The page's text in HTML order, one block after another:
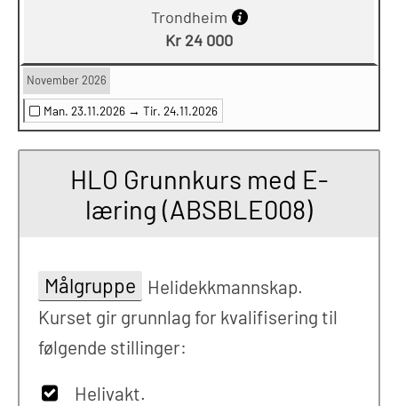
Trondheim
Kr 24 000
November 2026
Man. 23.11.2026 → Tir. 24.11.2026
HLO Grunnkurs med E-
læring (ABSBLE008)
Målgruppe
Helidekkmannskap.
Kurset gir grunnlag for kvalifisering til
følgende stillinger:
Helivakt.